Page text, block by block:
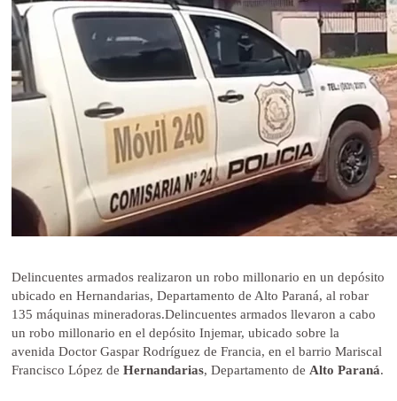
Delincuentes armados realizaron un robo millonario en un depósito
ubicado en Hernandarias, Departamento de Alto Paraná, al robar
135 máquinas mineradoras.Delincuentes armados llevaron a cabo
un robo millonario en el depósito Injemar, ubicado sobre la
avenida Doctor Gaspar Rodríguez de Francia, en el barrio Mariscal
Francisco López de Hernandarias, Departamento de Alto Paraná.